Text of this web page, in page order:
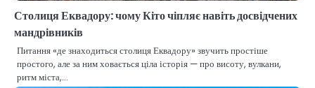
Столиця Еквадору: чому Кіто чіпляє навіть досвідчених
мандрівників
Питання «де знаходиться столиця Еквадору» звучить простіше
простого, але за ним ховається ціла історія — про висоту, вулкани,
ритм міста,…